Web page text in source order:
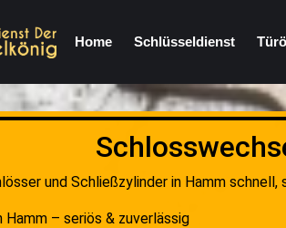
Home Schlüsseldienst
und Schließzylinder in Hamm
– seriös & zuverlässig